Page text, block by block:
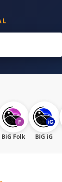
BiG Folk BiG iG